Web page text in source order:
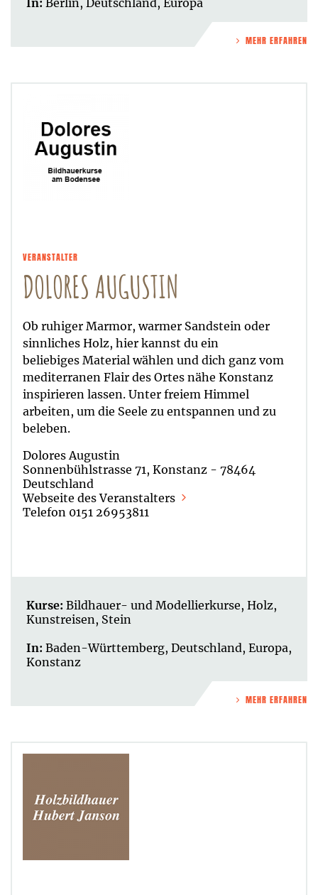
MEHR ERFAHREN
VERANSTALTER
DOLORES AUGUSTIN
Ob ruhiger Marmor, warmer Sandstein oder
sinnliches Holz, hier kannst du ein
beliebiges Material wählen und dich ganz vom
mediterranen Flair des Ortes nähe Konstanz
inspirieren lassen. Unter freiem Himmel
arbeiten, um die Seele zu entspannen und zu
beleben.
Dolores Augustin
Sonnenbühlstrasse 71, Konstanz - 78464
Deutschland
Webseite des Veranstalters
Telefon 0151 26953811
Kurse: Bildhauer- und Modellierkurse, Holz,
Kunstreisen, Stein
In: Baden-Württemberg, Deutschland, Europa,
Konstanz
MEHR ERFAHREN